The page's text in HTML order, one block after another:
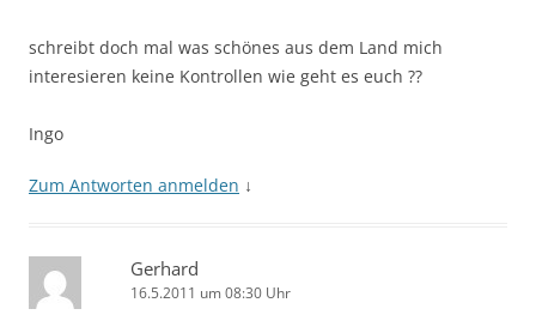
schreibt doch mal was schönes aus dem Land mich
interesieren keine Kontrollen wie geht es euch ??
Ingo
Zum Antworten anmelden ↓
Gerhard
16.5.2011 um 08:30 Uhr